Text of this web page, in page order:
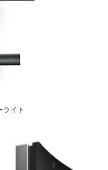
ライト